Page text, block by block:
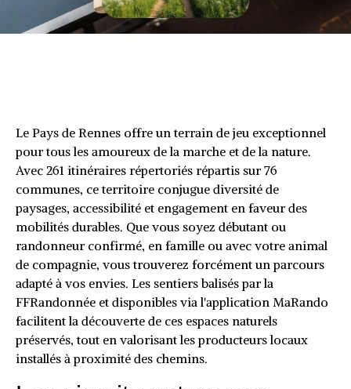
Le Pays de Rennes offre un terrain de jeu exceptionnel
pour tous les amoureux de la marche et de la nature.
Avec 261 itinéraires répertoriés répartis sur 76
communes, ce territoire conjugue diversité de
paysages, accessibilité et engagement en faveur des
mobilités durables. Que vous soyez débutant ou
randonneur confirmé, en famille ou avec votre animal
de compagnie, vous trouverez forcément un parcours
adapté à vos envies. Les sentiers balisés par la
FFRandonnée et disponibles via l'application MaRando
facilitent la découverte de ces espaces naturels
préservés, tout en valorisant les producteurs locaux
installés à proximité des chemins.